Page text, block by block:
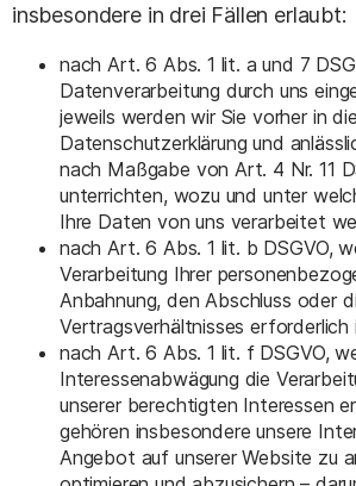
insbesondere in drei Fällen erlaubt:
nach Art. 6 Abs. 1 lit. a und 7
Datenverarbeitung durch uns
jeweils werden wir Sie vorher in
Datenschutzerklärung und
nach Maßgabe von Art. 4 Nr. 11
unterrichten, wozu und unter
Ihre Daten von uns verarbeitet
nach Art. 6 Abs. 1 lit. b DSGVO,
Verarbeitung Ihrer
Anbahnung, den Abschluss oder
Vertragsverhältnisses erforderlich
nach Art. 6 Abs. 1 lit. f DSGVO,
Interessenabwägung die
unserer berechtigten Interessen
gehören insbesondere unsere
Angebot auf unserer Website zu